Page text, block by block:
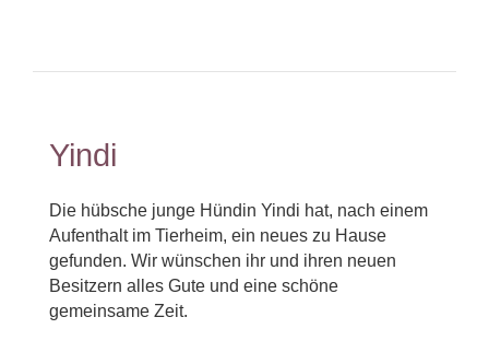
Yindi
Die hübsche junge Hündin Yindi hat, nach einem
Aufenthalt im Tierheim, ein neues zu Hause
gefunden. Wir wünschen ihr und ihren neuen
Besitzern alles Gute und eine schöne
gemeinsame Zeit.